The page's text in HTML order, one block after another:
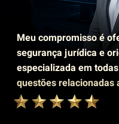
Meu compromisso é
segurança jurídica e
especializada em
questões relacionadas